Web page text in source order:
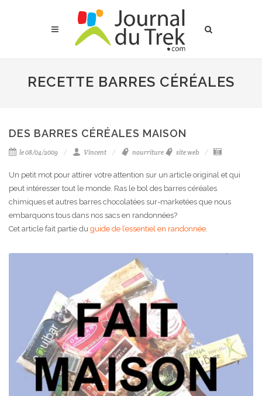
RECETTE BARRES CÉRÉALES
DES BARRES CÉRÉALES MAISON
le 08/04/2009 Vincent nourriture site web
Un petit mot pour attirer votre attention sur un article original et qui
peut intéresser tout le monde. Ras le bol des barres céréales
chimiques et autres barres chocolatées sur-marketées que nous
embarquons tous dans nos sacs en randonnées?
Cet article fait partie du guide de l’essentiel en randonnée.